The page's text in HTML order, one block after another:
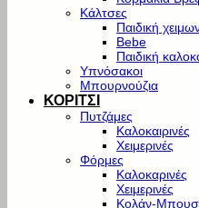
Κάλτσες
Παιδική
Bebe
Παιδική
Υπνόσακοι
Μπουρνούζια
ΚΟΡΙΤΣΙ
Πυτζάμες
Καλοκαιρινές
Χειμερινές
Φόρμες
Καλοκαρινές
Χειμερινές
Κολάν-